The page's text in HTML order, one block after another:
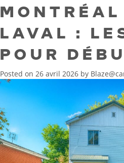
MONTRÉAL
LAVAL :
POUR
Posted on 26 avril 2026 by